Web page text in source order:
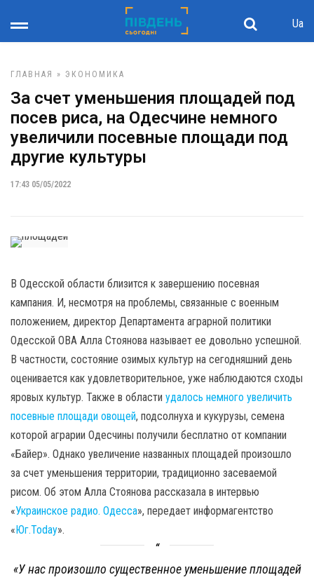
Ua
ГЛАВНАЯ » ЭКОНОМИКА
За счет уменьшения площадей под
посев риса, на Одесчине немного
увеличили посевные площади под
другие культуры
17:43 05/05/2022
В Одесской области близится к завершению посевная
кампания. И, несмотря на проблемы, связанные с военным
положением, директор Департамента аграрной политики
Одесской ОВА Алла Стоянова называет ее довольно успешной.
В частности, состояние озимых культур на сегодняшний день
оценивается как удовлетворительное, уже наблюдаются сходы
яровых культур. Также в области удалось немного увеличить
посевные площади овощей, подсолнуха и кукурузы, семена
которой аграрии Одесчины получили бесплатно от компании
«Байер». Однако увеличение названных площадей произошло
за счет уменьшения территории, традиционно засеваемой
рисом. Об этом Алла Стоянова рассказала в интервью
«Украинское радио. Одесса», передает информагентство
«Юг.Today».
«У нас произошло существенное уменьшение площадей